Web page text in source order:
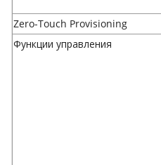
Zero-Touch Provisioning
Функции управления